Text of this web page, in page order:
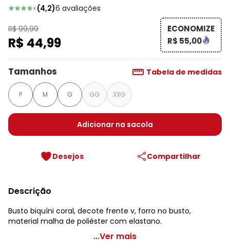
(4,2)6 avaliações
R$ 99,99
R$ 44,99
ECONOMIZE
R$ 55,00
Tamanhos Tabela de medidas
P M G GG XXG
Adicionar na sacola
Desejos Compartilhar
Descrição
Busto biquíni coral, decote frente v, forro no busto,
material malha de poliéster com elastano.
bonprix - Busto Biquíni Coral em Malha com Elastano
...Ver mais